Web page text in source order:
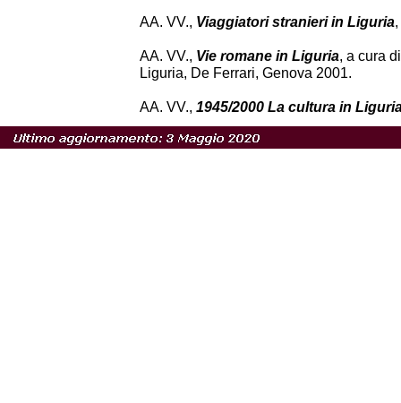
AA. VV., Viaggiatori stranieri in Liguria
AA. VV., Vie romane in Liguria, a cura
Liguria, De Ferrari, Genova 2001.
AA. VV., 1945/2000 La cultura in